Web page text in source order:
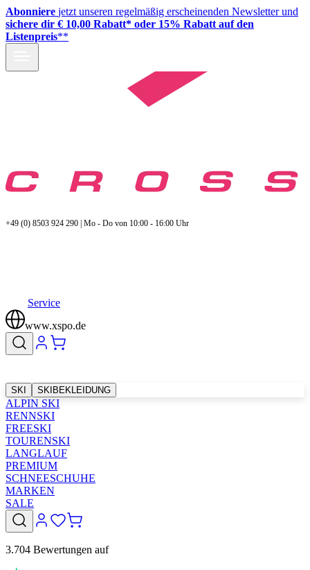
Abonniere jetzt unseren regelmäßig erscheinenden Newsletter und
sichere dir € 10,00 Rabatt* oder 15% Rabatt auf den
Listenpreis**
+49 (0) 8503 924 290 | Mo - Do von 10:00 - 16:00 Uhr
Service
www.xspo.de
SKI SKIBEKLEIDUNG
ALPIN SKI
RENNSKI
FREESKI
TOURENSKI
LANGLAUF
PREMIUM
SCHNEESCHUHE
MARKEN
SALE
3.704 Bewertungen auf